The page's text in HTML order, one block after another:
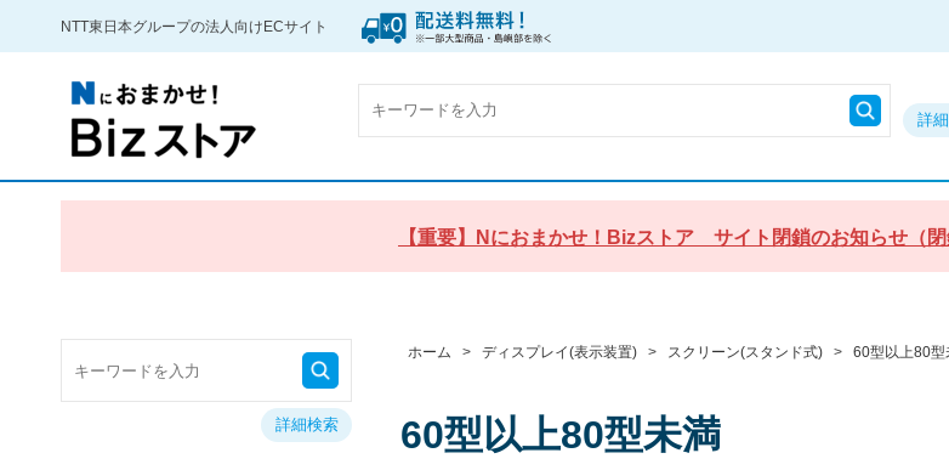
NTT東日本グループの法人向けECサイト
詳
【重要】Nにおまかせ！Bizストア サイト閉鎖のお知らせ（閉
ホーム > ディスプレイ(表示装置) > スクリーン(スタンド式) > 60型以上80型
60型以上80型未満
詳細検索